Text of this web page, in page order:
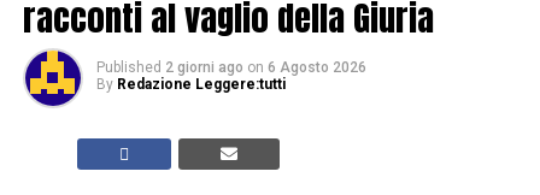
racconti al vaglio della Giuria
Published 2 giorni ago on 6 Agosto 2026
By Redazione Leggere:tutti